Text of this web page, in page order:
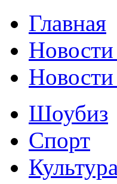
Главная
Шоубиз
Спорт
Культура